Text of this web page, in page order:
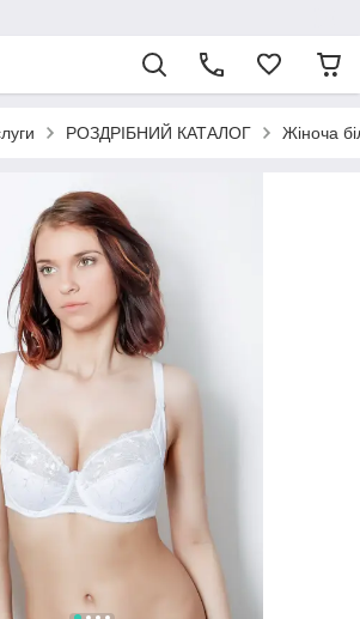
РОЗДРІБНИЙ КАТАЛОГ Жіноча